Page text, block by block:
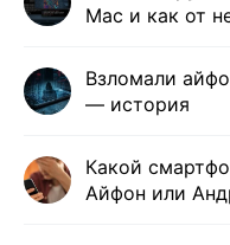
Mac и как от
Взломали
— история
Какой
Айфон или